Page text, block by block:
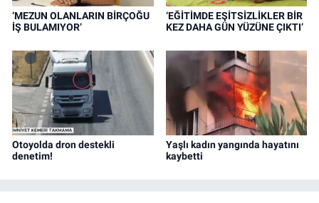
‘MEZUN OLANLARIN BİRÇOĞU
İŞ BULAMIYOR’
‘EĞİTİMDE EŞİTSİZLİKLER BİR
KEZ DAHA GÜN YÜZÜNE ÇIKTI’
Otoyolda dron destekli
denetim!
Yaşlı kadın yangında hayatını
kaybetti